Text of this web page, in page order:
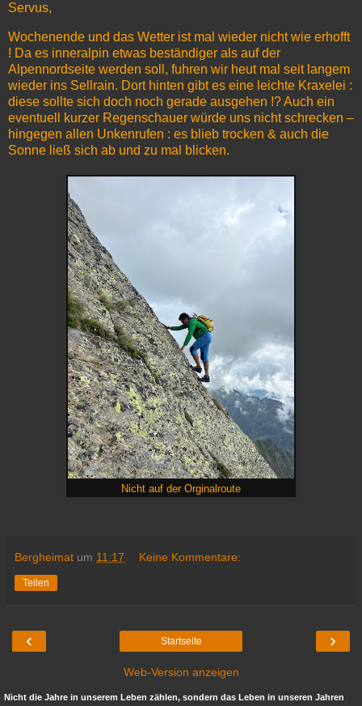
Servus,
Wochenende und das Wetter ist mal wieder nicht wie erhofft
! Da es inneralpin etwas beständiger als auf der
Alpennordseite werden soll, fuhren wir heut mal seit langem
wieder ins Sellrain. Dort hinten gibt es eine leichte Kraxelei :
diese sollte sich doch noch gerade ausgehen !? Auch ein
eventuell kurzer Regenschauer würde uns nicht schrecken –
hingegen allen Unkenrufen : es blieb trocken & auch die
Sonne ließ sich ab und zu mal blicken.
Nicht auf der Orginalroute
Bergheimat um 11:17 Keine Kommentare:
Teilen
‹ ›
Startseite
Web-Version anzeigen
Nicht die Jahre in unserem Leben zählen, sondern das Leben in unseren Jahren